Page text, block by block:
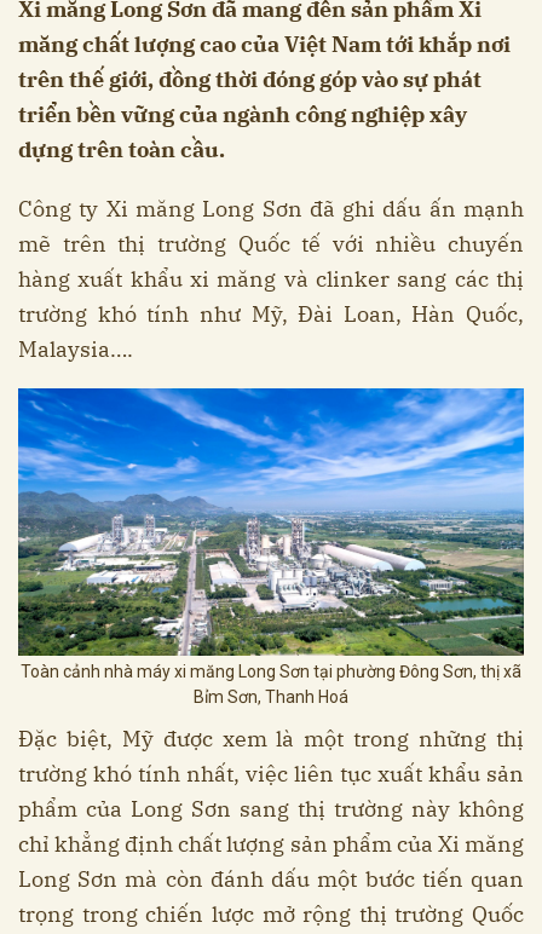
Xi măng Long Sơn đã mang đến sản phẩm Xi
măng chất lượng cao của Việt Nam tới khắp nơi
trên thế giới, đồng thời đóng góp vào sự phát
triển bền vững của ngành công nghiệp xây
dựng trên toàn cầu.
Công ty Xi măng Long Sơn đã ghi dấu ấn mạnh
mẽ trên thị trường Quốc tế với nhiều chuyến
hàng xuất khẩu xi măng và clinker sang các thị
trường khó tính như Mỹ, Đài Loan, Hàn Quốc,
Malaysia….
Toàn cảnh nhà máy xi măng Long Sơn tại phường Đông Sơn, thị xã
Bỉm Sơn, Thanh Hoá
Đặc biệt, Mỹ được xem là một trong những thị
trường khó tính nhất, việc liên tục xuất khẩu sản
phẩm của Long Sơn sang thị trường này không
chỉ khẳng định chất lượng sản phẩm của Xi măng
Long Sơn mà còn đánh dấu một bước tiến quan
trọng trong chiến lược mở rộng thị trường Quốc